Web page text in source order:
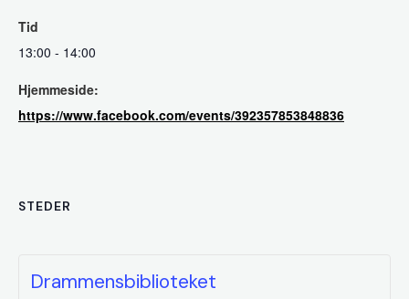
Tid
13:00 - 14:00
Hjemmeside:
https://www.facebook.com/events/392357853848836
STEDER
Drammensbiblioteket